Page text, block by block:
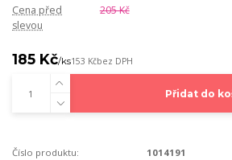
Cena před
slevou
205 Kč
185 Kč/ks153 Kčbez DPH
Přidat do
Číslo produktu:
1014191